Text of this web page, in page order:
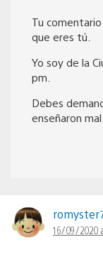
Tu
que eres tú.
Yo soy de la
pm.
Debes
enseñaron mal.
16/09/2020